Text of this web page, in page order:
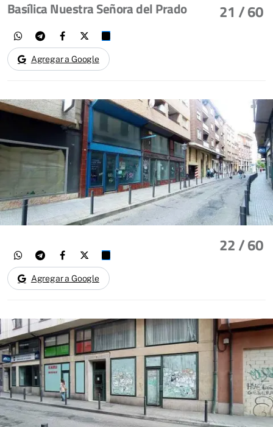
21 / 60
Basílica Nuestra Señora del Prado
Agregar a Google
22/ 60
Agregar a Google